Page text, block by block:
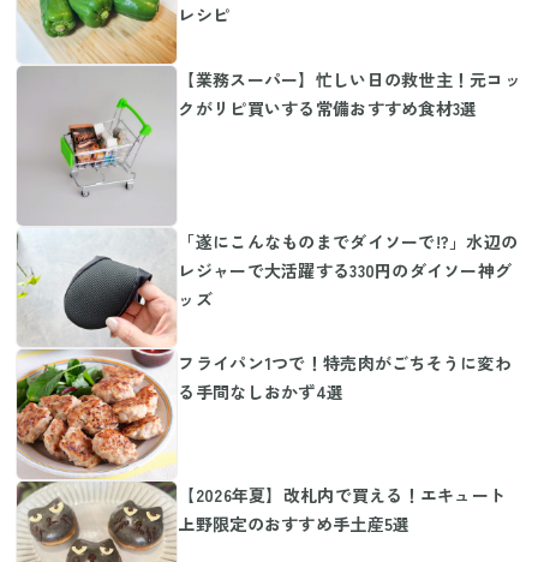
レシピ
【業務スーパー】忙しい日の救世主！元コッ
クがリピ買いする常備おすすめ食材3選
「遂にこんなものまでダイソーで!?」水辺の
レジャーで大活躍する330円のダイソー神グ
ッズ
フライパン1つで！特売肉がごちそうに変わ
る手間なしおかず4選
【2026年夏】改札内で買える！エキュート
上野限定のおすすめ手土産5選